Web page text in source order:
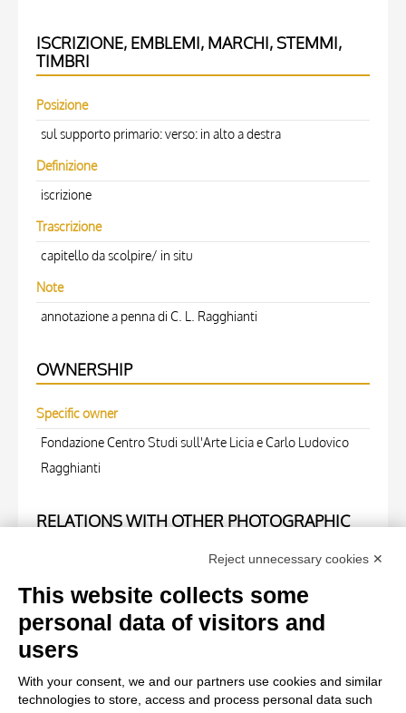
ISCRIZIONE, EMBLEMI, MARCHI, STEMMI,
TIMBRI
Posizione
sul supporto primario: verso: in alto a destra
Definizione
iscrizione
Trascrizione
capitello da scolpire/ in situ
Note
annotazione a penna di C. L. Ragghianti
OWNERSHIP
Specific owner
Fondazione Centro Studi sull'Arte Licia e Carlo Ludovico
Ragghianti
RELATIONS WITH OTHER PHOTOGRAPHIC
Work of art Entry
Reject unnecessary cookies ✕
This website collects some
personal data of visitors and
users
With your consent, we and our partners use cookies and similar
technologies to store, access and process personal data such